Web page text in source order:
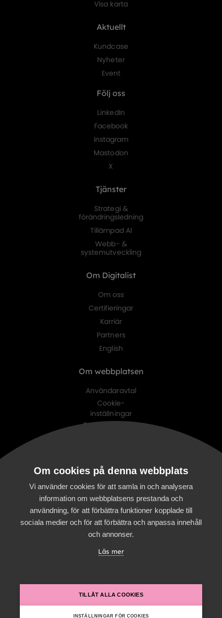
Visa karta
Aktuellt
Kundcase
Nyheter
Event
Följ oss
LinkedIn
Facebook
Instagram
Mastodon
X
Tjänster
Strategi &
förändringsledning
Tillämpad AI
Webb- &
systemutveckling
Om Digitalist
Om oss
Certifieringar
Karriär
Partners
English
Om webbplatsen
Användaravtal
Cookie-
inställningar
Personuppgifts-
Digitalist Cloud
Digitalist Finland
Om cookies på denna webbplats
Vi använder cookies för att samla in och analysera
information om webbplatsens prestanda och
användning, för att förbättra funktioner kopplade till
sociala medier och för att förbättra och anpassa innehåll
och annonser.
Läs mer
TILLÅT ALLA COOKIES
INSTÄLLNINGAR FÖR COOKIES